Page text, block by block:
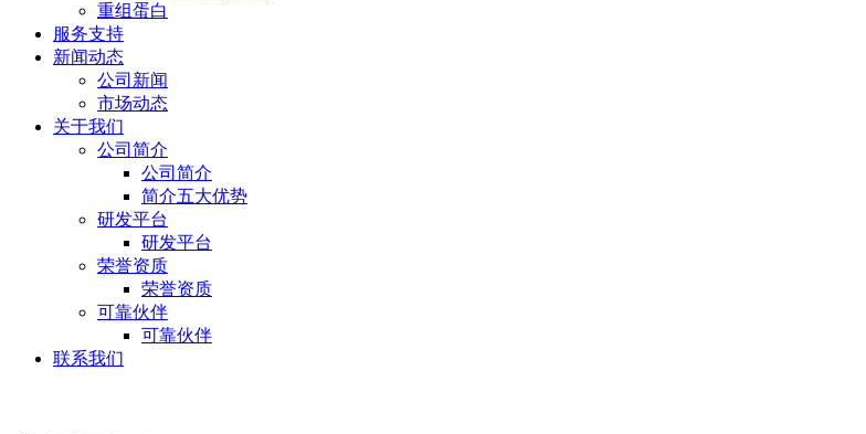
重组蛋白
服务支持
新闻动态
公司新闻
市场动态
关于我们
公司简介
公司简介
简介五大优势
研发平台
研发平台
荣誉资质
荣誉资质
可靠伙伴
可靠伙伴
联系我们